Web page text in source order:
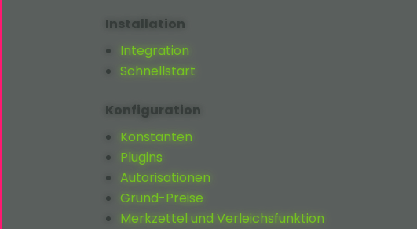
Installation
Integration
Schnellstart
Konfiguration
Konstanten
Plugins
Autorisationen
Grund-Preise
Merkzettel und Verleichsfunktion